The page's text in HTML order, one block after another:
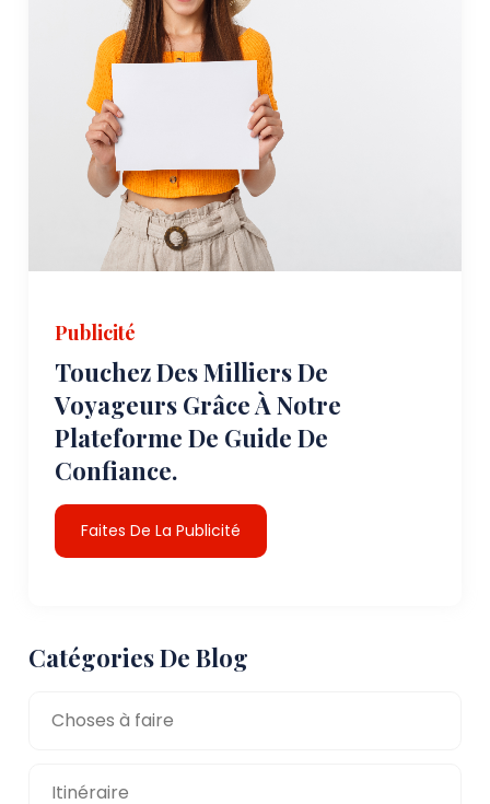
Publicité
Touchez Des Milliers De
Voyageurs Grâce À Notre
Plateforme De Guide De
Confiance.
Faites De La Publicité
Catégories De Blog
Choses à faire
Itinéraire